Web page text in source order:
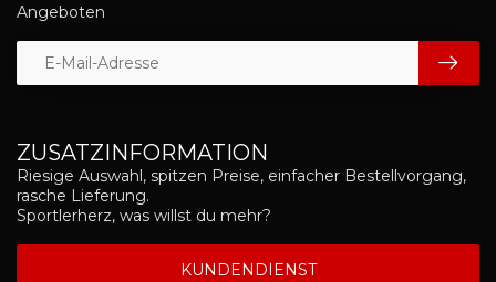
ZUSATZINFORMATION
Riesige Auswahl, spitzen Preise, einfacher Bestellvorgang,
rasche Lieferung.
Sportlerherz, was willst du mehr?
KUNDENDIENST
Angeboten